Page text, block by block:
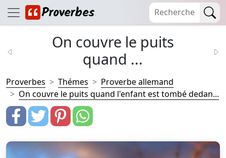
On couvre le puits
quand ...
Proverbes Thémes
Proverbe allemand
On couvre le puits quand l'enfant est tombé dedan...